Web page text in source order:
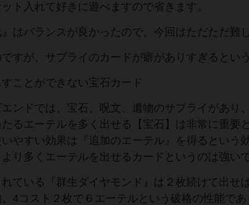
ト入れて好きに遊べますので省きます。
はバランスが良かったので、今回はただただ難し
すが、サプライのカードが癖がありすぎるとい
すことができない宝石カード
ンドでは、宝石、呪文、遺物のサプライがあり
るエーテルを多く出せる【宝石】は非常に重要
やすい効果は『追加のエーテル』を得るという
り多くエーテルを出せるカードというのは強いで
ている『群生ダイヤモンド』は２枚続けて出せ
4コスト２枚で６エーテルという破格の性能であ